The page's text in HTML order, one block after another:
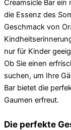
Creamsicle Bar
die Essenz des
Geschmack von
nur für Kinder
Ob Sie einen
suchen, um Ihre
Bar bietet die
Gaumen erfreut.
Die perfekte